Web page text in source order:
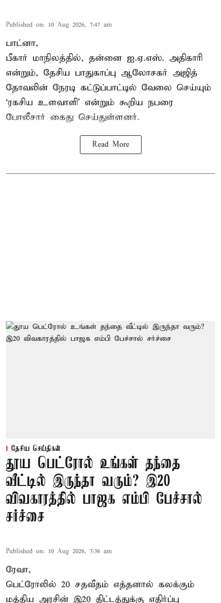
Published on: 10 Aug 2026, 7:47 am
பாட்னா,
பீகார் மாநிலத்தில், தன்னை ஐ.ஏ.எஸ். அதிகாரி
என்றும், தேசிய பாதுகாப்பு ஆலோசகர் அஜித்
தோவலின் நேரடி கட்டுப்பாட்டில் வேலை செய்யும்
‘ரகசிய உளவாளி’ என்றும் கூறிய நபரை
போலீசார் கைது செய்துள்ளனர்.
Read More
தேசிய செய்திகள்
தூய பெட்ரோல் உங்கள் தந்தை
வீட்டில் இருந்தா வரும்? இ20
விவகாரத்தில் பாஜக எம்பி பேச்சால்
சர்ச்சை
Published on: 10 Aug 2026, 7:36 am
ரேவா,
பெட்ரோலில் 20 சதவீதம் எத்தனால் கலக்கும்
மத்திய அரசின் இ20 திட்டத்துக்கு எதிர்ப்பு